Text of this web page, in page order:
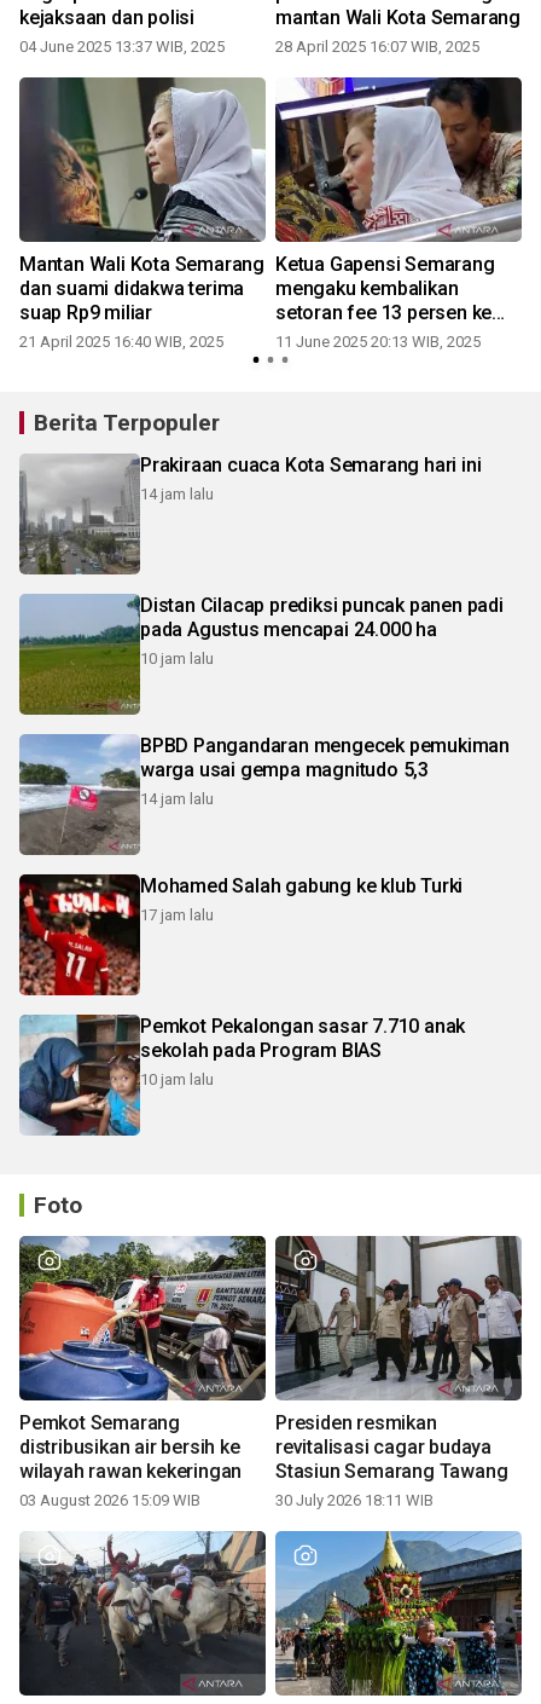
kejaksaan dan polisi
04 June 2025 13:37 WIB, 2025
mantan Wali Kota Semarang
28 April 2025 16:07 WIB, 2025
Mantan Wali Kota Semarang
dan suami didakwa terima
suap Rp9 miliar
21 April 2025 16:40 WIB, 2025
Ketua Gapensi Semarang
mengaku kembalikan
setoran fee 13 persen ke
kas daerah
11 June 2025 20:13 WIB, 2025
Berita Terpopuler
Prakiraan cuaca Kota Semarang hari ini
14 jam lalu
Distan Cilacap prediksi puncak panen padi
pada Agustus mencapai 24.000 ha
10 jam lalu
BPBD Pangandaran mengecek pemukiman
warga usai gempa magnitudo 5,3
14 jam lalu
Mohamed Salah gabung ke klub Turki
17 jam lalu
Pemkot Pekalongan sasar 7.710 anak
sekolah pada Program BIAS
10 jam lalu
Foto
Pemkot Semarang
distribusikan air bersih ke
wilayah rawan kekeringan
03 August 2026 15:09 WIB
Presiden resmikan
revitalisasi cagar budaya
Stasiun Semarang Tawang
30 July 2026 18:11 WIB